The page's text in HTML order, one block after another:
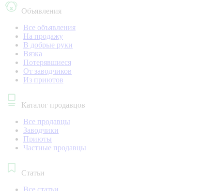
Объявления
Все объявления
На продажу
В добрые руки
Вязка
Потерявшиеся
От заводчиков
Из приютов
Каталог продавцов
Все продавцы
Заводчики
Приюты
Частные продавцы
Статьи
Все статьи